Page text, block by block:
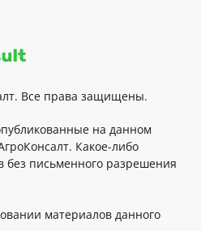
Все права защищены.
на данном
Какое-либо
без письменного разрешения
материалов данного